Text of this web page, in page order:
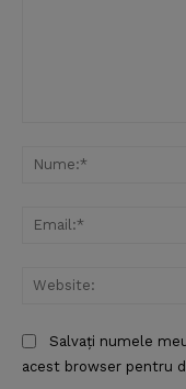
Salvați numele
acest browser pentru